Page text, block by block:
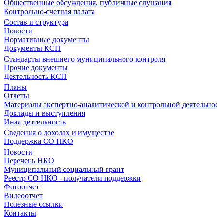
Общественные обсуждения, публичные слушания
Контрольно-счетная палата
Состав и структура
Новости
Нормативные документы
Документы КСП
Стандарты внешнего муниципального контроля
Прочие документы
Деятельность КСП
Планы
Отчеты
Материалы экспертно-аналитической и контрольной
Доклады и выступления
Иная деятельность
Сведения о доходах и имуществе
Поддержка СО НКО
Новости
Перечень НКО
Муниципальный социальный грант
Реестр СО НКО - получатели поддержки
Фотоотчет
Видеоотчет
Полезные ссылки
Контакты